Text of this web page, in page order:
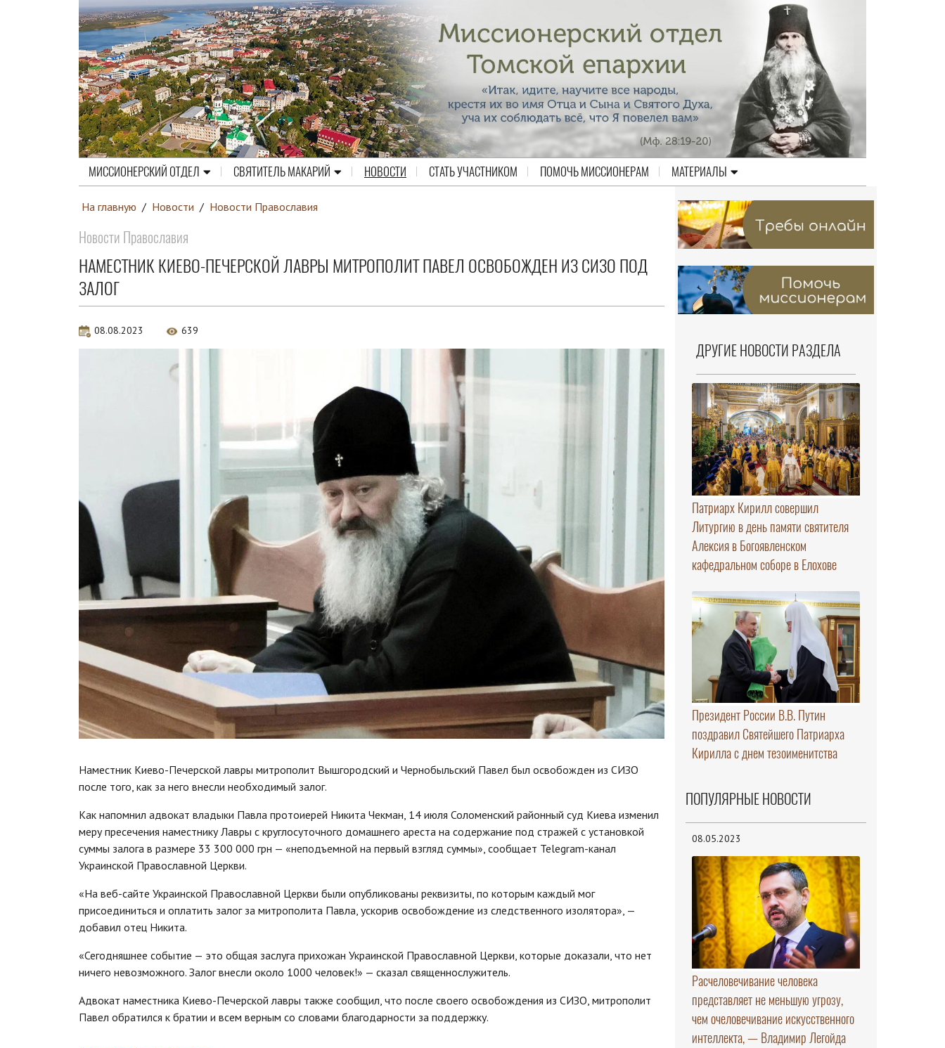
МИССИОНЕРСКИЙ ОТДЕЛ СВЯТИТЕЛЬ МАКАРИЙ НОВОСТИ СТАТЬ УЧАСТНИКОМ ПОМОЧЬ МИССИОНЕРАМ МАТЕРИАЛЫ
На главную / Новости / Новости Православия
Новости Православия
НАМЕСТНИК КИЕВО-ПЕЧЕРСКОЙ ЛАВРЫ МИТРОПОЛИТ ПАВЕЛ ОСВОБОЖДЕН ИЗ СИЗО ПОД
ЗАЛОГ
08.08.2023 639
Наместник Киево-Печерской лавры митрополит Вышгородский и Чернобыльский Павел был освобожден из СИЗО
после того, как за него внесли необходимый залог.
Как напомнил адвокат владыки Павла протоиерей Никита Чекман, 14 июля Соломенский районный суд Киева изменил
меру пресечения наместнику Лавры с круглосуточного домашнего ареста на содержание под стражей с установкой
суммы залога в размере 33 300 000 грн — «неподъемной на первый взгляд суммы», сообщает Telegram-канал
Украинской Православной Церкви.
«На веб-сайте Украинской Православной Церкви были опубликованы реквизиты, по которым каждый мог
присоединиться и оплатить залог за митрополита Павла, ускорив освобождение из следственного изолятора», —
добавил отец Никита.
«Сегодняшнее событие — это общая заслуга прихожан Украинской Православной Церкви, которые доказали, что нет
ничего невозможного. Залог внесли около 1000 человек!» — сказал священнослужитель.
Адвокат наместника Киево-Печерской лавры также сообщил, что после своего освобождения из СИЗО, митрополит
Павел обратился к братии и всем верным со словами благодарности за поддержку.
ДРУГИЕ НОВОСТИ РАЗДЕЛА
Патриарх Кирилл совершил
Литургию в день памяти святителя
Алексия в Богоявленском
кафедральном соборе в Елохове
Президент России В.В. Путин
поздравил Святейшего Патриарха
Кирилла с днем тезоименитства
ПОПУЛЯРНЫЕ НОВОСТИ
08.05.2023
Расчеловечивание человека
представляет не меньшую угрозу,
чем очеловечивание искусственного
интеллекта, — Владимир Легойда